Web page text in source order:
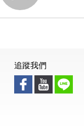
追蹤我們